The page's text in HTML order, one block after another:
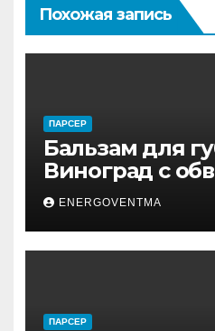
Похожая запись
ПАРСЕР
Бальзам для
Виноград с
ENERGOVENTMA
ПАРСЕР